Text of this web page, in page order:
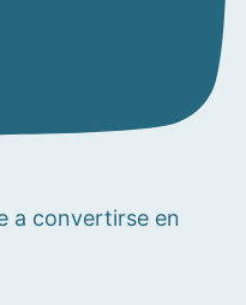
a convertirse en